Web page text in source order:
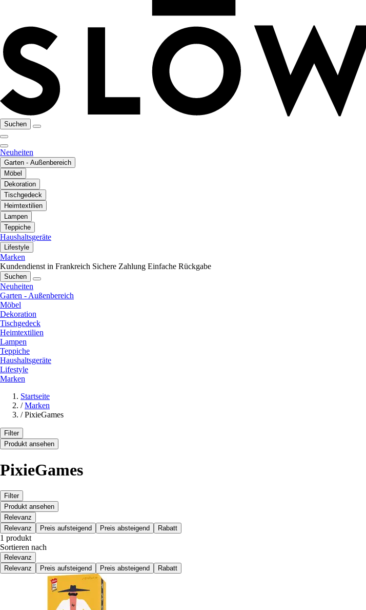
Suchen
Neuheiten
Garten - Außenbereich
Möbel
Dekoration
Tischgedeck
Heimtextilien
Lampen
Teppiche
Haushaltsgeräte
Lifestyle
Marken
Kundendienst in Frankreich Sichere Zahlung Einfache Rückgabe
Suchen
Neuheiten
Garten - Außenbereich
Möbel
Dekoration
Tischgedeck
Heimtextilien
Lampen
Teppiche
Haushaltsgeräte
Lifestyle
Marken
Startseite
/ Marken
/ PixieGames
Filter
Produkt ansehen
PixieGames
Filter
Produkt ansehen
Relevanz
Relevanz
Preis aufsteigend Preis absteigend Rabatt
1 produkt
Sortieren nach
Relevanz
Relevanz
Preis aufsteigend Preis absteigend Rabatt